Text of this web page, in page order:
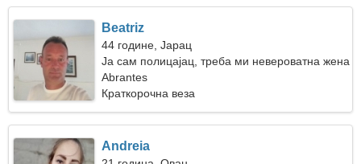
Beatriz
44 године, Јарац
Ја сам полицајац, треба ми невероватна жена
Abrantes
Краткорочна веза
Andreia